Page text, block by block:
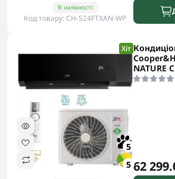
В наявності
Код товару: CH-S24FTXAN-WP
Хіт
5
5
NATURE
62